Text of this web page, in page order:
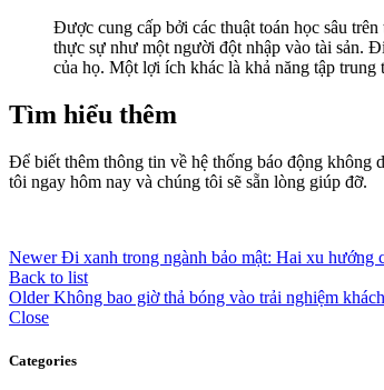
Được cung cấp bởi các thuật toán học sâu
thực sự như một người đột nhập vào tài sản.
của họ. Một lợi ích khác là khả năng tập
Tìm hiểu thêm
Để biết thêm thông tin về hệ thống báo động không
tôi ngay hôm nay và chúng tôi sẽ sẵn lòng giúp đỡ.
Newer Đi xanh trong ngành bảo mật: Hai xu hướng
Back to list
Older Không bao giờ thả bóng vào trải nghiệm
Close
Categories